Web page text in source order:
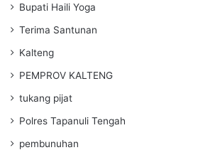
Bupati Haili Yoga
Terima Santunan
Kalteng
PEMPROV KALTENG
tukang pijat
Polres Tapanuli Tengah
pembunuhan